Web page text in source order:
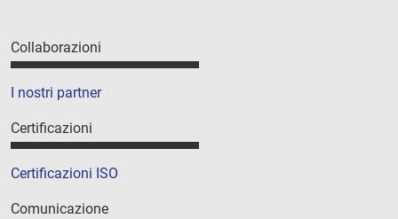
Collaborazioni
I nostri partner
Certificazioni
Certificazioni ISO
Comunicazione